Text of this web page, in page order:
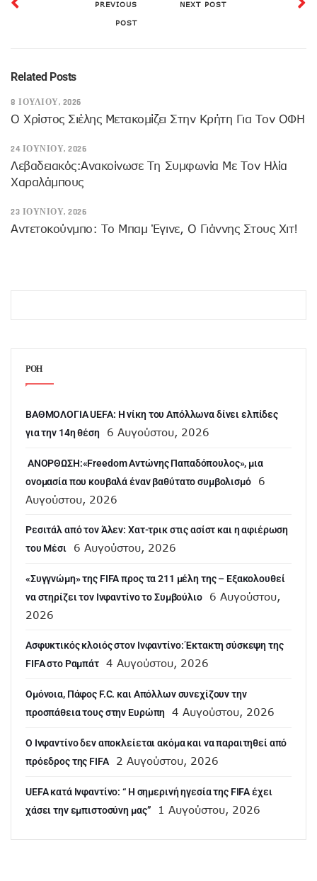
PREVIOUS
POST
NEXT POST
Related Posts
8 ΙΟΥΛΊΟΥ, 2026
Ο Χρίστος Σιέλης Μετακομίζει Στην Κρήτη Για Τον ΟΦΗ
24 ΙΟΥΝΊΟΥ, 2026
Λεβαδειακός:Ανακοίνωσε Τη Συμφωνία Με Τον Ηλία
Χαραλάμπους
23 ΙΟΥΝΊΟΥ, 2026
Αντετοκούνμπο: Το Μπαμ Έγινε, Ο Γιάννης Στους Χιτ!
ΡΟΗ
ΒΑΘΜΟΛΟΓΙΑ UEFA: Η νίκη του Απόλλωνα δίνει ελπίδες
για την 14η θέση
6 Αυγούστου, 2026
ANOΡΘΩΣΗ:«Freedom Αντώνης Παπαδόπουλος», μια
ονομασία που κουβαλά έναν βαθύτατο συμβολισμό
6
Αυγούστου, 2026
Ρεσιτάλ από τον Άλεν: Χατ-τρικ στις ασίστ και η αφιέρωση
του Μέσι
6 Αυγούστου, 2026
«Συγγνώμη» της FIFA προς τα 211 μέλη της – Εξακολουθεί
να στηρίζει τον Ινφαντίνο το Συμβούλιο
6 Αυγούστου,
2026
Ασφυκτικός κλοιός στον Ινφαντίνο: Έκτακτη σύσκεψη της
FIFA στο Ραμπάτ
4 Αυγούστου, 2026
Ομόνοια, Πάφος F.C. και Απόλλων συνεχίζουν την
προσπάθεια τους στην Ευρώπη
4 Αυγούστου, 2026
Ο Ινφαντίνο δεν αποκλείεται ακόμα και να παραιτηθεί από
πρόεδρος της FIFA
2 Αυγούστου, 2026
UEFA κατά Ινφαντίνο: “ H σημερινή ηγεσία της FIFA έχει
χάσει την εμπιστοσύνη μας”
1 Αυγούστου, 2026